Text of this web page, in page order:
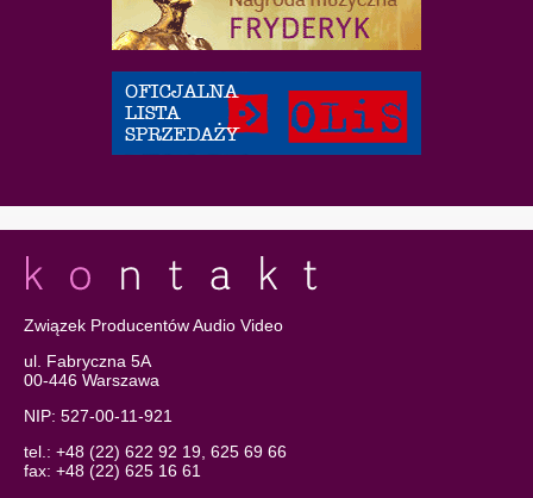
Związek Producentów Audio Video
ul. Fabryczna 5A
00-446 Warszawa
NIP: 527-00-11-921
tel.: +48 (22) 622 92 19, 625 69 66
fax: +48 (22) 625 16 61